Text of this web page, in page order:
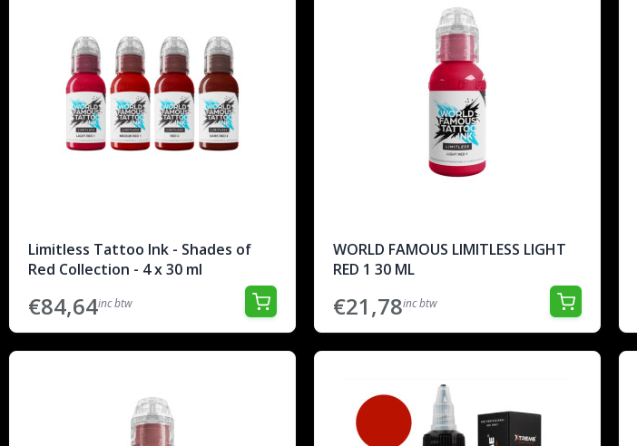
Limitless Tattoo Ink - Shades of
Red Collection - 4 x 30 ml
€84,64inc btw
WORLD FAMOUS LIMITLESS LIGHT
RED 1 30 ML
€21,78inc btw